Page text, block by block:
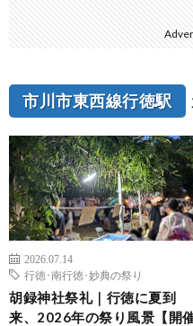
市川市東西線行徳駅
2026.07.14
行徳･南行徳･妙典の祭り
胡録神社祭礼｜行徳に夏到
来、2026年の祭り風景【開